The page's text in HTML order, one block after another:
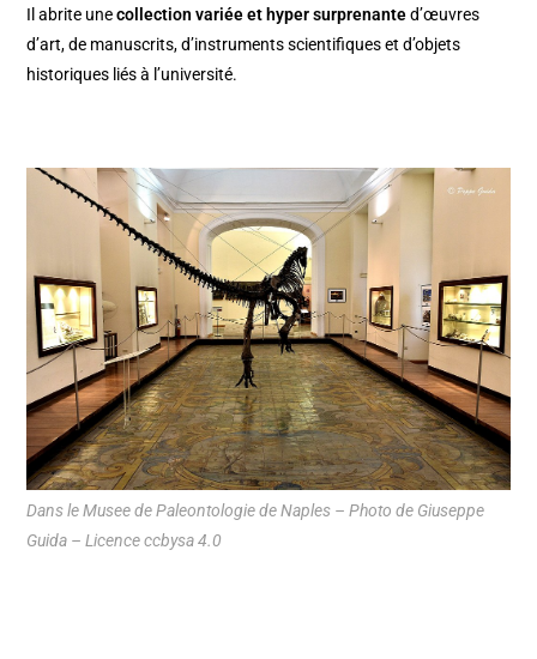
Il abrite unecollection variée et hyper surprenanted’œuvres
d’art, de manuscrits, d’instruments scientifiques et d’objets
historiques liés à l’université.
Dans le Musee de Paleontologie de Naples – Photo de Giuseppe
Guida – Licence ccbysa 4.0